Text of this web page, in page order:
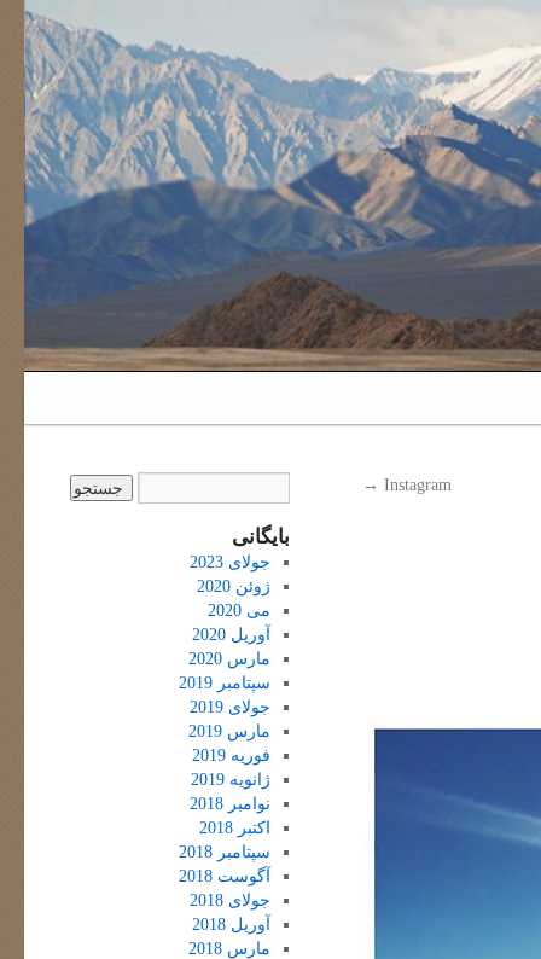
Instagram
→
بایگانی
جولای 2023
ژوئن 2020
می 2020
آوریل 2020
مارس 2020
سپتامبر 2019
جولای 2019
مارس 2019
فوریه 2019
ژانویه 2019
نوامبر 2018
اکتبر 2018
سپتامبر 2018
آگوست 2018
جولای 2018
آوریل 2018
مارس 2018